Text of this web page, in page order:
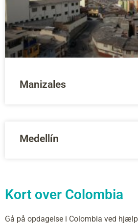
Manizales
Medellín
Kort over Colombia
Gå på opdagelse i Colombia ved